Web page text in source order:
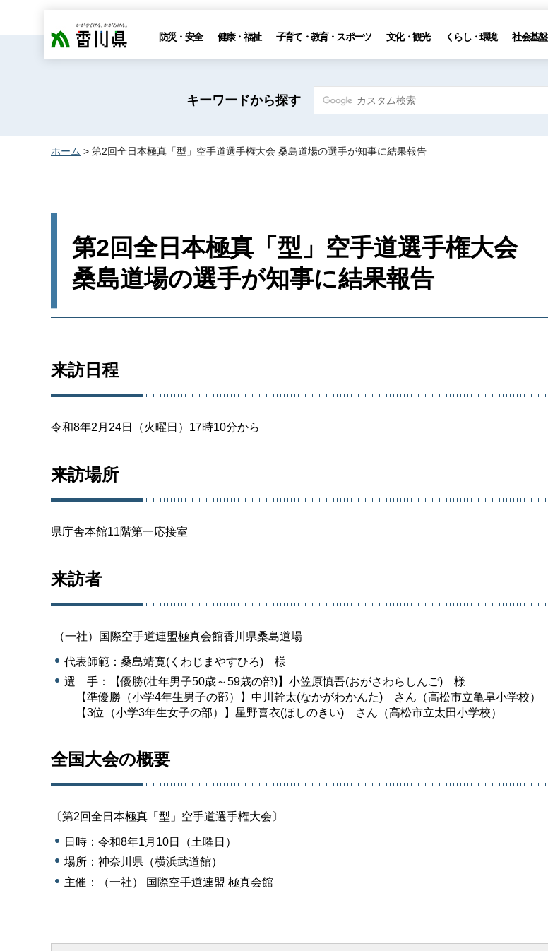
香川県 防災・安全 健康・福祉 子育て・教育・スポーツ 文化・観光 くらし・環境 社会基盤
キーワードから探す
ホーム > 第2回全日本極真「型」空手道選手権大会 桑島道場の選手が知事に結果報告
第2回全日本極真「型」空手道選手権大会
桑島道場の選手が知事に結果報告
来訪日程
令和8年2月24日（火曜日）17時10分から
来訪場所
県庁舎本館11階第一応接室
来訪者
（一社）国際空手道連盟極真会館香川県桑島道場
代表師範：桑島靖寛(くわじまやすひろ) 様
選 手：【優勝(壮年男子50歳～59歳の部)】小笠原慎吾(おがさわらしんご) 様
【準優勝（小学4年生男子の部）】中川幹太(なかがわかんた) さん（高松市立亀阜小学校）
【3位（小学3年生女子の部）】星野喜衣(ほしのきい) さん（高松市立太田小学校）
全国大会の概要
〔第2回全日本極真「型」空手道選手権大会〕
日時：令和8年1月10日（土曜日）
場所：神奈川県（横浜武道館）
主催：（一社） 国際空手道連盟 極真会館